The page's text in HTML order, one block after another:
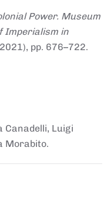
Power. Museum
Imperialism in
pp. 676–722.
Canadelli, Luigi
Morabito.